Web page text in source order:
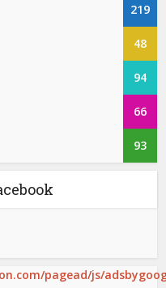
219
48
94
66
93
pagead/js/